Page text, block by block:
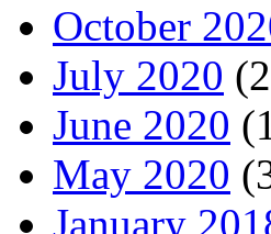
October
July 2020
June 2020
May 2020
January